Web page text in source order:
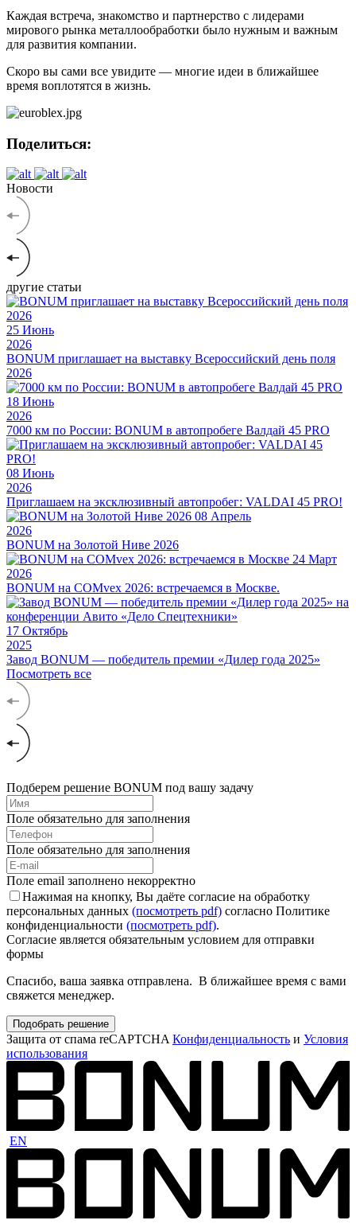
Каждая встреча, знакомство и партнерство с лидерами
мирового рынка металлообработки было нужным и важным
для развития компании.
Скоро вы сами все увидите — многие идеи в ближайшее
время воплотятся в жизнь.
Поделиться:
Новости
другие статьи
25 Июнь
2026
BONUM приглашает на выставку Всероссийский день поля
2026
18 Июнь
2026
7000 км по России: BONUM в автопробеге Валдай 45 PRO
08 Июнь
2026
Приглашаем на эксклюзивный автопробег: VALDAI 45 PRO!
08 Апрель
2026
BONUM на Золотой Ниве 2026
24 Март
2026
BONUM на COMvex 2026: встречаемся в Москве.
17 Октябрь
2025
Завод BONUM — победитель премии «Дилер года 2025»
Посмотреть все
Подберем решение BONUM под вашу задачу
Поле обязательно для заполнения
Поле обязательно для заполнения
Поле email заполнено некорректно
Нажимая на кнопку, Вы даёте согласие на обработку
персональных данных (посмотреть pdf) согласно Политике
конфиденциальности (посмотреть pdf).
Согласие является обязательным условием для отправки
формы
Спасибо, ваша заявка отправлена. В ближайшее время с вами
свяжется менеджер.
Подобрать решение
Защита от спама reCAPTCHA Конфиденциальность и Условия
использования
EN